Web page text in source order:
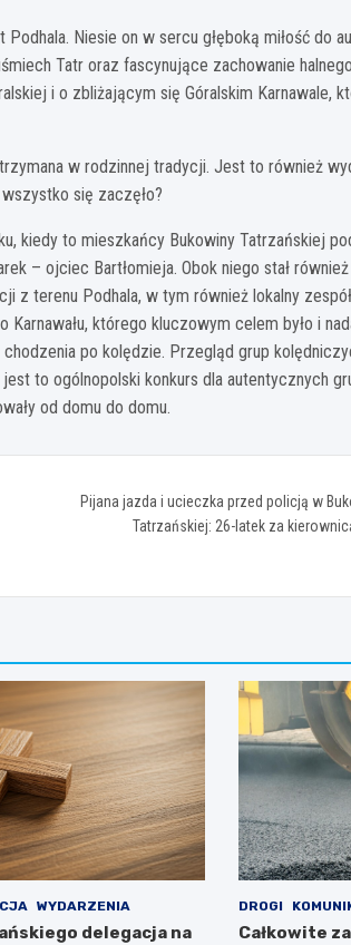
Niesie on w sercu głęboką miłość do
Tatr oraz fascynujące zachowanie
i o zbliżającym się Góralskim Karnawale,
w rodzinnej tradycji. Jest to również
się zaczęło?
kiedy to mieszkańcy Bukowiny Tatrzańskiej
– ojciec Bartłomieja. Obok niego stał
z terenu Podhala, w tym również lokalny
którego kluczowym celem było i
po kolędzie. Przegląd grup
to ogólnopolski konkurs dla autentycznych
od domu do domu.
Pijana jazda i ucieczka przed policją w
Tatrzańskiej: 26-latek za
WYDARZENIA
delegacja na
DROGI
Całkowite